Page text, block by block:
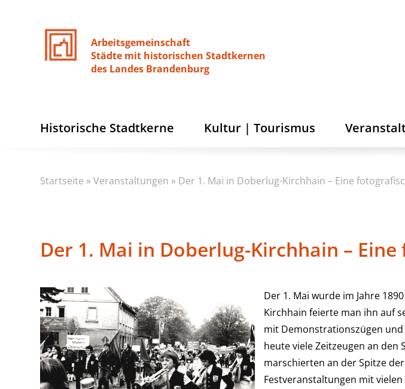
Arbeitsgemeinschaft
Städte mit historischen Stadtkernen
des Landes Brandenburg
Historische Stadtkerne Kultur | Tourismus
Startseite »Veranstaltungen » Der 1. Mai in Doberlug-Kirchhain – Eine
Der 1. Mai in Doberlug-Kirchhain –
Der 1. Mai wurde im Jahre
Kirchhain feierte man ihn auf
mit Demonstrationszügen
heute viele Zeitzeugen an den
marschierten an der Spitze
Festveranstaltungen mit